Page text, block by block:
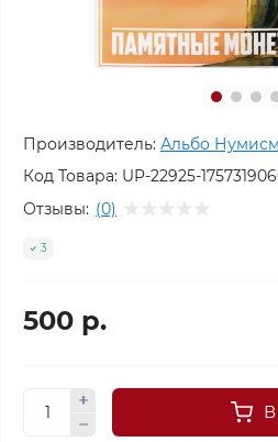
Производитель: Альбо
Код Товара: UP-22925-
Отзывы: (0)
3
500 р.